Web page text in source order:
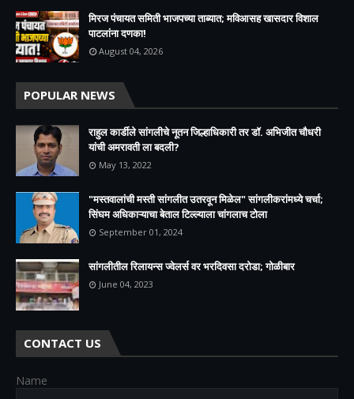
मिरज पंचायत समिती भाजपच्या ताब्यात; मविआसह खासदार विशाल
पाटलांना दणका!
August 04, 2026
POPULAR NEWS
राहुल कार्डीले सांगलीचे नूतन जिल्हाधिकारी तर डॉ. अभिजीत चौधरी
यांची अमरावती ला बदली?
May 13, 2022
"मस्तवालांची मस्ती सांगलीत उतरवून मिळेल" सांगलीकरांमध्ये चर्चा;
सिंघम अधिकाऱ्याचा बेताल टिल्ल्याला चांगलाच टोला
September 01, 2024
सांगलीतील रिलायन्स ज्वेलर्स वर भरदिवसा दरोडा; गोळीबार
June 04, 2023
CONTACT US
Name